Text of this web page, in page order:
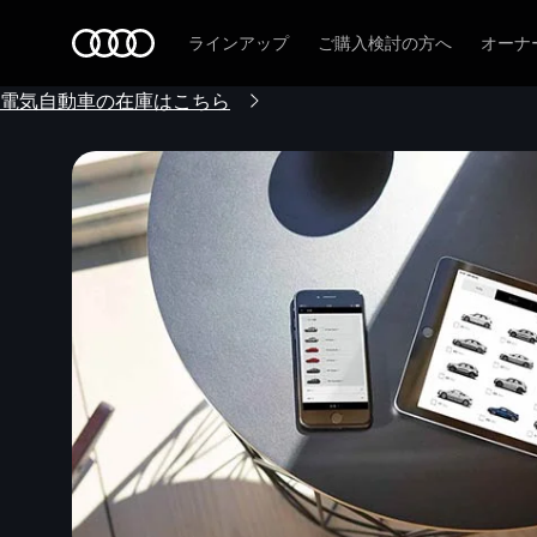
ラインアップ ご購入検討の方へ オーナ
電気自動車の在庫はこちら